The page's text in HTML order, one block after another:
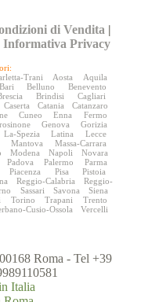
di Vendita |
Informativa Privacy
Trani Aosta
Aquila
Bari Belluno
Benevento
Brindisi
Cagliari
Caserta Catania
Catanzaro
Cuneo Enna
Fermo
Genova
Gorizia
La-Spezia Latina
Lecce
Mantova
Massa-Carrara
Modena Napoli
Novara
Padova Palermo
Parma
Piacenza Pisa
Pistoia
Reggio-Calabria
Reggio-
Sassari Savona
Siena
Torino Trapani
Trento
Cusio-Ossola
Vercelli
Roma - Tel +39
Italia